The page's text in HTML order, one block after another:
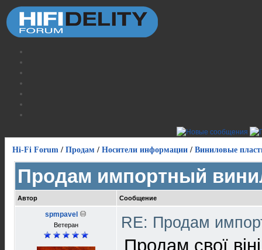
Hi-Fi Forum / Продам / Носители информации / Виниловые
Продам импортный
Автор Сообщение
spmpavel
Ветеран RE: Продам
Продам свої